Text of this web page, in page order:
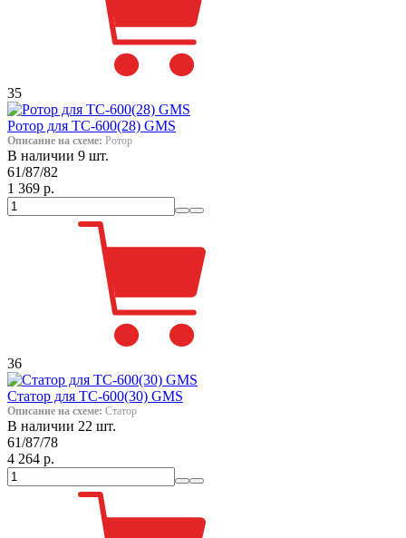
35
Ротор для ТС-600(28) GMS
Описание на схеме: Ротор
В наличии 9 шт.
61/87/82
1 369 р.
36
Статор для ТС-600(30) GMS
Описание на схеме: Статор
В наличии 22 шт.
61/87/78
4 264 р.